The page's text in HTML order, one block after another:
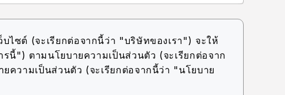
ไซต์ (จะเรียกต่อจากนี้ว่า "บริษัทของเรา") จะให้
นี้") ตามนโยบายความเป็นส่วนตัว (จะเรียกต่อจาก
ยความเป็นส่วนตัว (จะเรียกต่อจากนี้ว่า "นโยบาย